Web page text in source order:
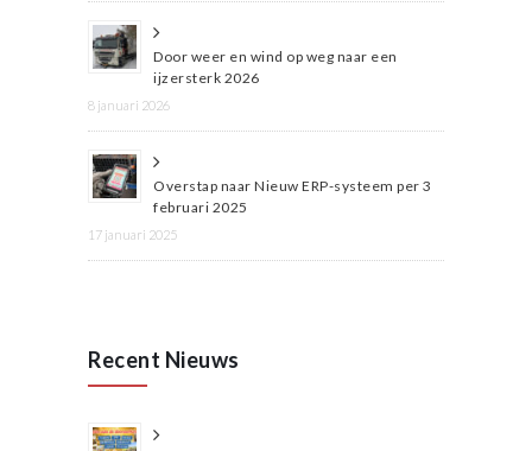
Door weer en wind op weg naar een
ijzersterk 2026
8 januari 2026
Overstap naar Nieuw ERP-systeem per 3
februari 2025
17 januari 2025
Recent Nieuws